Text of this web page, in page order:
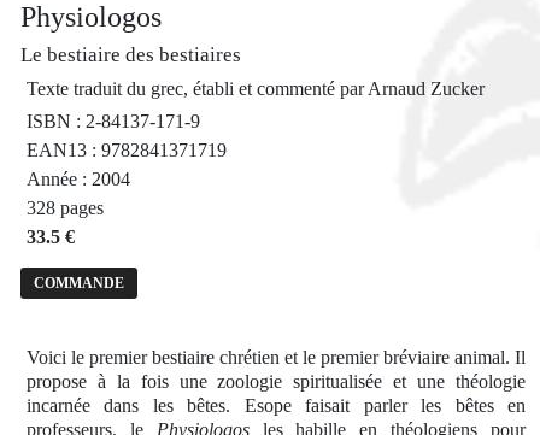
Physiologos
Le bestiaire des bestiaires
Texte traduit du grec, établi et commenté par Arnaud Zucker
ISBN : 2-84137-171-9
EAN13 : 9782841371719
Année : 2004
328 pages
33.5 €
COMMANDE
Voici le premier bestiaire chrétien et le premier bréviaire animal. Il
propose à la fois une zoologie spiritualisée et une théologie
incarnée dans les bêtes. Esope faisait parler les bêtes en
professeurs, le Physiologosles habille en théologiens pour